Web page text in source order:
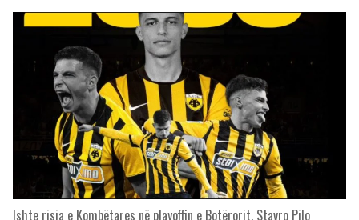
Ishte risia e Kombëtares në playoffin e Botërorit, Stavro Pilo